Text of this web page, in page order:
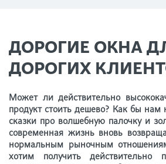
ДОРОГИЕ ОКНА
ДОРОГИХ
Может ли действительно
продукт стоить дешево? Как бы нам
сказки про волшебную палочку и
современная жизнь вновь
нормальным рыночным
хотим получить действительно